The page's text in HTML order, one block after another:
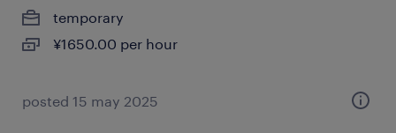
temporary
¥1650.00 per hour
posted 15 may 2025